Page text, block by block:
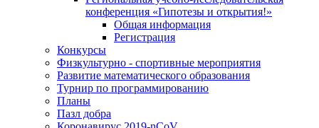
конференция «Гипотезы и открытия!»
Общая информация
Регистрация
Конкурсы
Физкультурно - спортивные мероприятия
Развитие математического образования
Турнир по программированию
Планы
Пазл добра